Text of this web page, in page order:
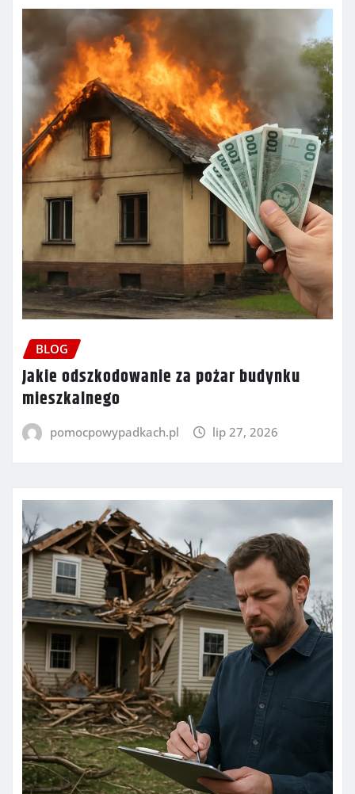
BLOG
Jakie odszkodowanie za pożar budynku
mieszkalnego
pomocpowypadkach.pl lip 27, 2026